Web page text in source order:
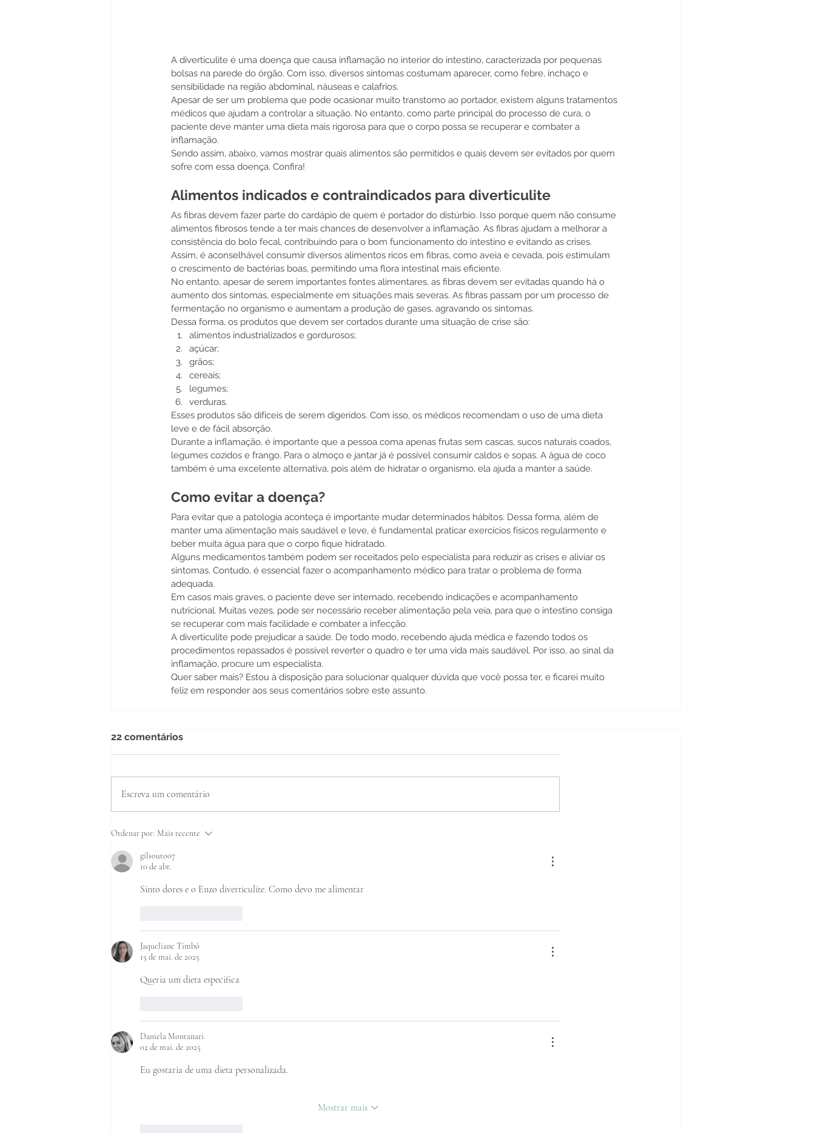
A diverticulite é uma doença que causa inflamação no interior do intestino, caracterizada por pequenas
bolsas na parede do órgão. Com isso, diversos sintomas costumam aparecer, como febre, inchaço e
sensibilidade na região abdominal, náuseas e calafrios.
Apesar de ser um problema que pode ocasionar muito transtorno ao portador, existem alguns tratamentos
médicos que ajudam a controlar a situação. No entanto, como parte principal do processo de cura, o
paciente deve manter uma dieta mais rigorosa para que o corpo possa se recuperar e combater a
inflamação.
Sendo assim, abaixo, vamos mostrar quais alimentos são permitidos e quais devem ser evitados por quem
sofre com essa doença. Confira!
Alimentos indicados e contraindicados para diverticulite
As fibras devem fazer parte do cardápio de quem é portador do distúrbio. Isso porque quem não consume
alimentos fibrosos tende a ter mais chances de desenvolver a inflamação. As fibras ajudam a melhorar a
consistência do bolo fecal, contribuindo para o bom funcionamento do intestino e evitando as crises.
Assim, é aconselhável consumir diversos alimentos ricos em fibras, como aveia e cevada, pois estimulam
o crescimento de bactérias boas, permitindo uma flora intestinal mais eficiente.
No entanto, apesar de serem importantes fontes alimentares, as fibras devem ser evitadas quando há o
aumento dos sintomas, especialmente em situações mais severas. As fibras passam por um processo de
fermentação no organismo e aumentam a produção de gases, agravando os sintomas.
Dessa forma, os produtos que devem ser cortados durante uma situação de crise são:
alimentos industrializados e gordurosos;
açúcar;
grãos;
cereais;
legumes;
verduras.
Esses produtos são difíceis de serem digeridos. Com isso, os médicos recomendam o uso de uma dieta
leve e de fácil absorção.
Durante a inflamação, é importante que a pessoa coma apenas frutas sem cascas, sucos naturais coados,
legumes cozidos e frango. Para o almoço e jantar já é possível consumir caldos e sopas. A água de coco
também é uma excelente alternativa, pois além de hidratar o organismo, ela ajuda a manter a saúde.
Como evitar a doença?
Para evitar que a patologia aconteça é importante mudar determinados hábitos. Dessa forma, além de
manter uma alimentação mais saudável e leve, é fundamental praticar exercícios físicos regularmente e
beber muita água para que o corpo fique hidratado.
Alguns medicamentos também podem ser receitados pelo especialista para reduzir as crises e aliviar os
sintomas. Contudo, é essencial fazer o acompanhamento médico para tratar o problema de forma
adequada.
Em casos mais graves, o paciente deve ser internado, recebendo indicações e acompanhamento
nutricional. Muitas vezes, pode ser necessário receber alimentação pela veia, para que o intestino consiga
se recuperar com mais facilidade e combater a infecção.
A diverticulite pode prejudicar a saúde. De todo modo, recebendo ajuda médica e fazendo todos os
procedimentos repassados é possível reverter o quadro e ter uma vida mais saudável. Por isso, ao sinal da
inflamação, procure um especialista.
Quer saber mais? Estou à disposição para solucionar qualquer dúvida que você possa ter, e ficarei muito
feliz em responder aos seus comentários sobre este assunto.
22 comentários
Escreva um comentário
Ordenar por: Mais recente
gilsouto07
10 de abr.
Sinto dores e o Enzo diverticulite. Como devo me alimentar
Jaqueliane Timbó
15 de mai. de 2025
Queria um dieta especifica
Daniela Montanari
02 de mai. de 2025
Eu gostaria de uma dieta personalizada.
Mostrar mais